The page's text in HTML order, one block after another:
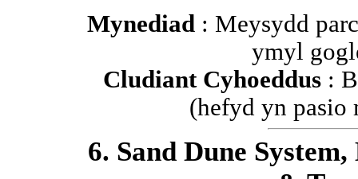
Mynediad : Meysydd
ymyl
Cludiant Cyhoeddus:
(hefyd yn pasio
6. Sand Dune